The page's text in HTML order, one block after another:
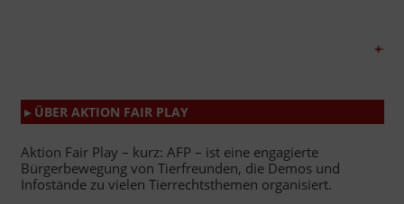
+++
▸ ÜBER AKTION FAIR PLAY
Aktion Fair Play – kurz: AFP – ist eine engagierte
Bürgerbewegung von Tierfreunden, die Demos und
Infostände zu vielen Tierrechtsthemen organisiert.